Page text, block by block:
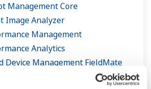
Management Core
Image Analyzer
Management
Analytics
Device Management FieldMate
Analytics (InsightSuiteAE)